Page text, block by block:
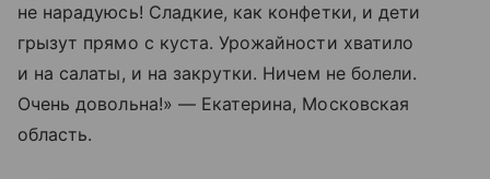
не нарадуюсь! Сладкие, как конфетки, и дети
грызут прямо с куста. Урожайности хватило
и на салаты, и на закрутки. Ничем не болели.
Очень довольна!» — Екатерина, Московская
область.